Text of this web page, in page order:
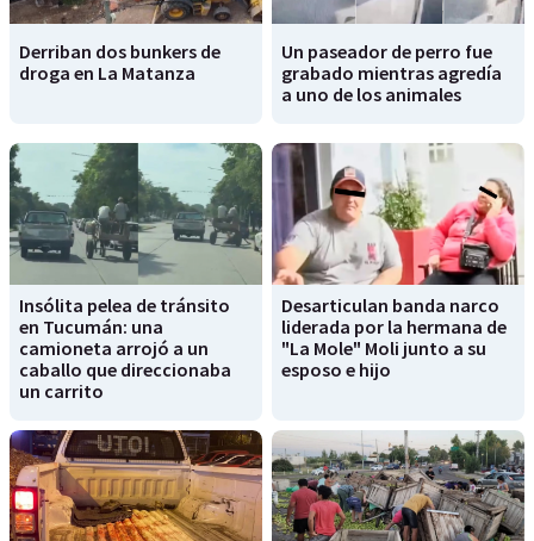
Derriban dos bunkers de
droga en La Matanza
Un paseador de perro fue
grabado mientras agredía
a uno de los animales
Insólita pelea de tránsito
en Tucumán: una
camioneta arrojó a un
caballo que direccionaba
un carrito
Desarticulan banda narco
liderada por la hermana de
"La Mole" Moli junto a su
esposo e hijo